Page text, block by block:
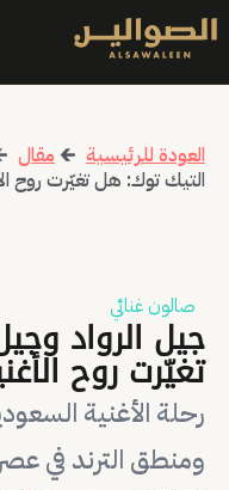
العودة للرئيسية 🡰 مقال
التيك توك: هل تغيّرت روح
صالون غنائي
جيل الرواد
تغيّرت روح
رحلة الأغنية
ومنطق الترند في